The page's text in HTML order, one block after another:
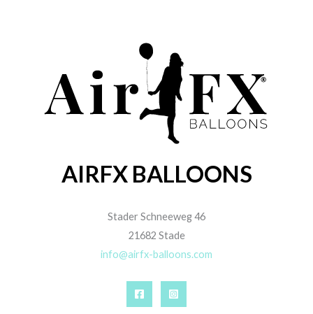
AIRFX BALLOONS
Stader Schneeweg 46
21682 Stade
info@airfx-balloons.com